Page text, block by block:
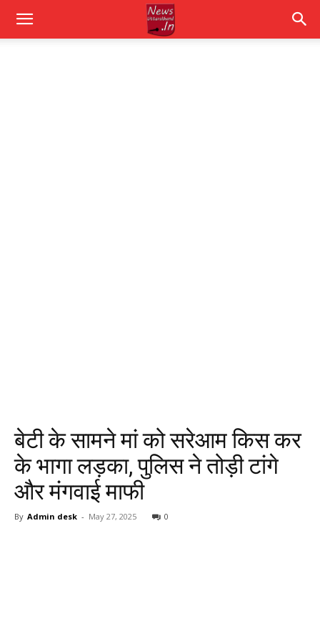
बेटी के सामने मां को सरेआम किस कर
के भागा लड़का, पुलिस ने तोड़ी टांगे
और मंगवाई माफी
By Admin desk - May 27, 2025 0